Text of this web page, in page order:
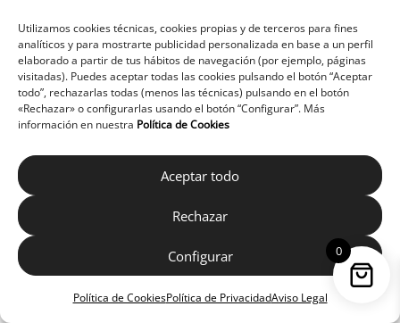
Utilizamos cookies técnicas, cookies propias y de terceros para fines
analíticos y para mostrarte publicidad personalizada en base a un perfil
elaborado a partir de tus hábitos de navegación (por ejemplo, páginas
visitadas). Puedes aceptar todas las cookies pulsando el botón “Aceptar
todo”, rechazarlas todas (menos las técnicas) pulsando en el botón
«Rechazar» o configurarlas usando el botón “Configurar”. Más
información en nuestra Política de Cookies
Aceptar todo
Rechazar
Configurar
Política de CookiesPolítica de PrivacidadAviso Legal
La notificación deberá incluir, al menos, la
siguiente información:
Datos de identificación del remitente.
Descripción detallada de los hechos que
indebido.
Declaración expresa y responsable de que la
información aportada es veraz y exacta.
En cumplimiento de lo dispuesto en los
artículos 11 y 16 de la Ley 34/2002, de 11 de
julio, de servicios de la sociedad de la
0